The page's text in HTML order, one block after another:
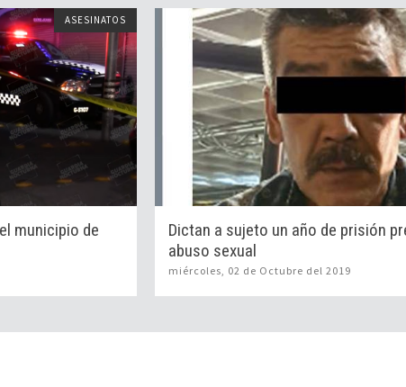
ASESINATOS
municipio de
Dictan a sujeto un año de prisión
abuso sexual
miércoles, 02 de Octubre del 2019